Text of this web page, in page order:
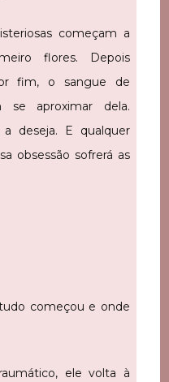
começam a
flores. Depois
fim, o sangue de
se aproximar dela.
deseja. E qualquer
obsessão sofrerá as
começou e onde
ele volta à